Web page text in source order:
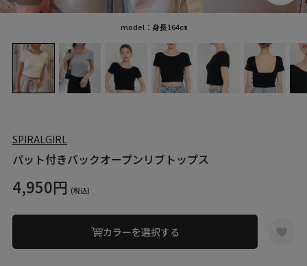
model：身長164㎝
SPIRALGIRL
パット付きバックオープンリブトップス
4,950円 (税込)
カラーを選択する